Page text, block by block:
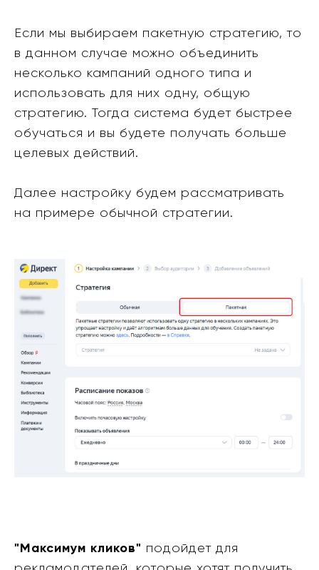
Если мы выбираем пакетную стратегию, то
в данном случае можно объединить
несколько кампаний одного типа и
использовать для них одну, общую
стратегию. Тогда система будет быстрее
обучаться и вы будете получать больше
целевых действий.
Далее настройку будем рассматривать
на примере обычной стратегии.
"Максимум кликов" подойдет для